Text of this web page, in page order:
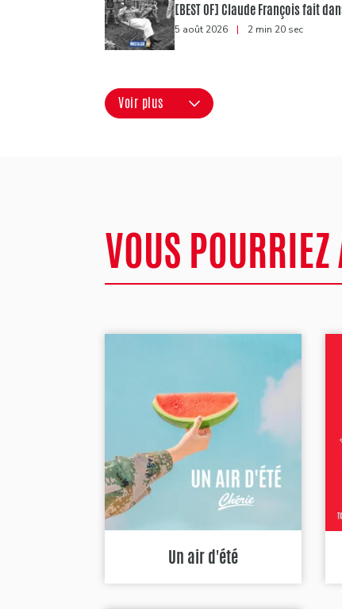
[BEST OF] Claude François fait
5 août 2026 | 2 min 20 sec
Voir plus
VOUS
Un air d'été